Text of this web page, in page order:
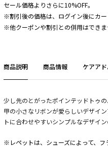
セール価格よりさらに10%OFF。
※割引後の価格は、ログイン後にカー
※他クーポンや割引との併用はできま
商品説明 商品情報 ケアア
少し先のとがったポインテッドトゥ
甲の小さなリボンが愛らしいデザイ
トに合わせやすいシンプルなデザイン
※レペットは、シューズによって、